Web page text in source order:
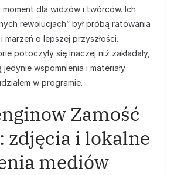
moment dla widzów i twórców. Ich
rewolucjach” był próbą ratowania
marzeń o lepszej przyszłości.
potoczyły się inaczej niż zakładały,
wspomnienia i materiały
w programie.
Zamość
zdjęcia i lokalne
mediów